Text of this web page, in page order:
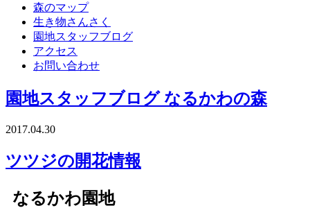
森のマップ
生き物さんさく
園地スタッフブログ
アクセス
お問い合わせ
園地スタッフブログ なるかわの森
2017.04.30
ツツジの開花情報
なるかわ園地